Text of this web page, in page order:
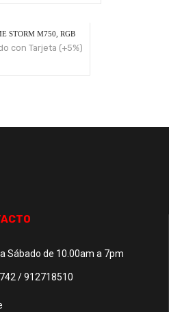
STORM M750, RGB
con Tarjeta (+5%)
Sábado de 10.00am a 7pm
/ 912718510